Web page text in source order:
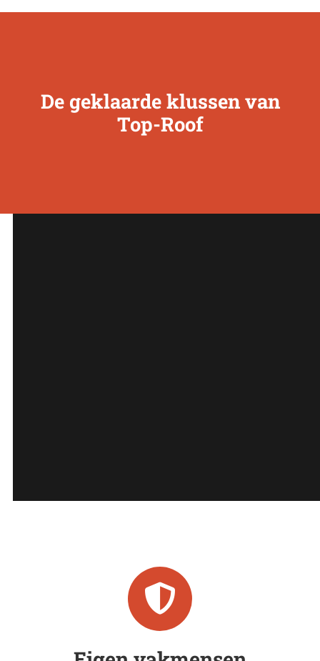
De geklaarde klussen van
Top-Roof